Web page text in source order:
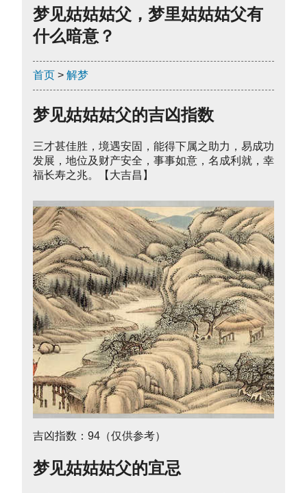
梦见姑姑姑父，梦里姑姑姑父有
什么暗意？
首页 > 解梦
梦见姑姑姑父的吉凶指数
三才甚佳胜，境遇安固，能得下属之助力，易成功
发展，地位及财产安全，事事如意，名成利就，幸
福长寿之兆。【大吉昌】
吉凶指数：94（仅供参考）
梦见姑姑姑父的宜忌